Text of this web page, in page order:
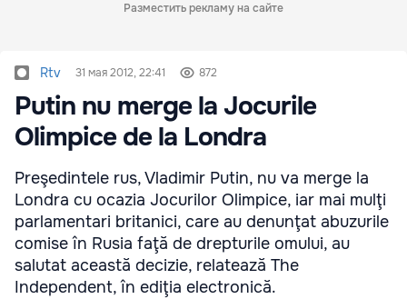
Разместить рекламу на сайте
Rtv 31 мая 2012, 22:41 872
Putin nu merge la Jocurile
Olimpice de la Londra
Preşedintele rus, Vladimir Putin, nu va merge la
Londra cu ocazia Jocurilor Olimpice, iar mai mulţi
parlamentari britanici, care au denunţat abuzurile
comise în Rusia faţă de drepturile omului, au
salutat această decizie, relatează The
Independent, în ediţia electronică.